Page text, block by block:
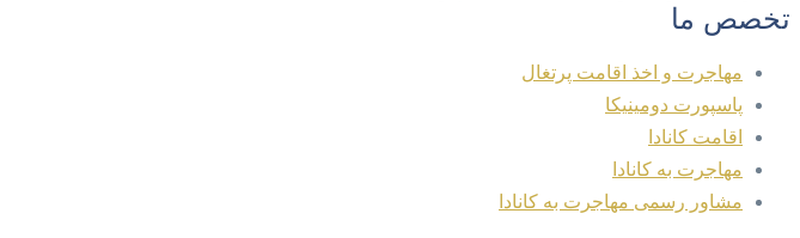
تخصص ما
مهاجرت و اخذ اقامت پرتغال
پاسپورت دومینیکا
اقامت کانادا
مهاجرت به کانادا
مشاور رسمی مهاجرت به کانادا